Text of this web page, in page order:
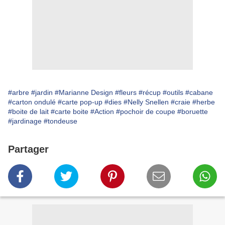
#arbre #jardin #Marianne Design #fleurs #récup #outils #cabane
#carton ondulé #carte pop-up #dies #Nelly Snellen #craie #herbe
#boite de lait #carte boite #Action #pochoir de coupe #boruette
#jardinage #tondeuse
Partager